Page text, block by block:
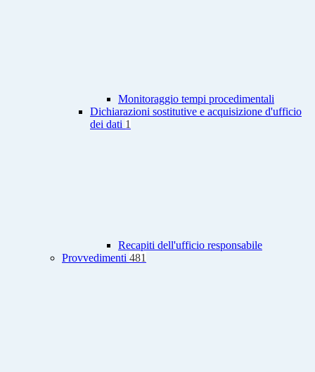
Monitoraggio tempi procedimentali
Dichiarazioni sostitutive e acquisizione d'ufficio
dei dati 1
Recapiti dell'ufficio responsabile
Provvedimenti 481